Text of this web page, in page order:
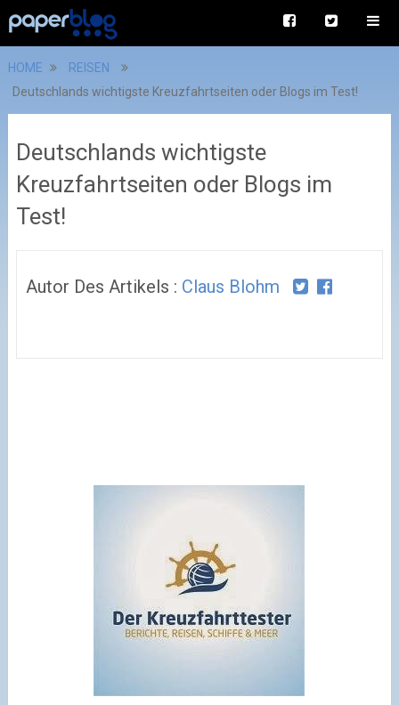
HOME
REISEN
Deutschlands wichtigste Kreuzfahrtseiten oder Blogs im Test!
Deutschlands wichtigste
Kreuzfahrtseiten oder Blogs im
Test!
Autor Des Artikels : Claus Blohm